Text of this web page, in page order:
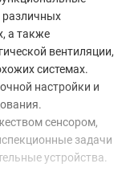
различных
а также
вентиляции,
системах.
настройки и
сенсором,
задачи
устройства.